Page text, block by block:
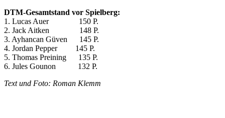
DTM-Gesamtstand vor Spielberg:
1. Lucas Auer 150 P.
2. Jack Aitken 148 P.
3. Ayhancan Güven 145 P.
4. Jordan Pepper 145 P.
5. Thomas Preining 135 P.
6. Jules Gounon 132 P.
Text und Foto: Roman Klemm